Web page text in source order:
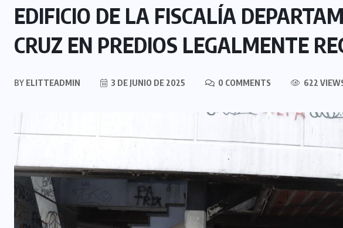
EDIFICIO DE LA FISCALÍA
CRUZ EN PREDIOS LEGALMENTE
BY ELITTEADMIN 3 DE JUNIO DE 2025 0 COMMENTS 622